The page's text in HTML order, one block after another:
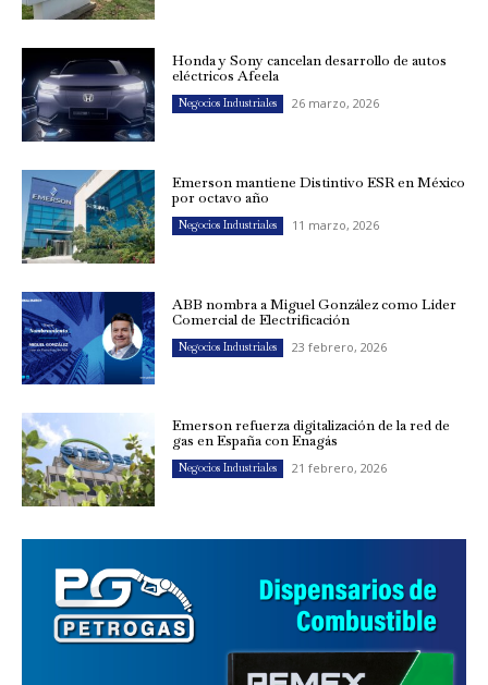
Honda y Sony cancelan desarrollo de autos
eléctricos Afeela
Negocios Industriales 26 marzo, 2026
Emerson mantiene Distintivo ESR en México
por octavo año
Negocios Industriales 11 marzo, 2026
ABB nombra a Miguel González como Líder
Comercial de Electrificación
Negocios Industriales 23 febrero, 2026
Emerson refuerza digitalización de la red de
gas en España con Enagás
Negocios Industriales 21 febrero, 2026